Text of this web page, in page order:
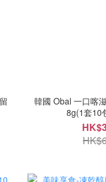
韓國 Obal 一口喀
8g(1套10